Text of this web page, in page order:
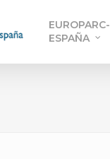
EUROPARC-
ESPAÑA